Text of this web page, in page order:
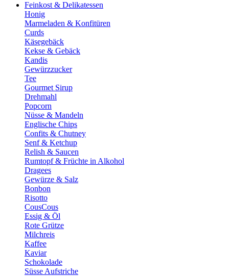
Feinkost & Delikatessen
Honig
Marmeladen & Konfitüren
Curds
Käsegebäck
Kekse & Gebäck
Kandis
Gewürzzucker
Tee
Gourmet Sirup
Drehmahl
Popcorn
Nüsse & Mandeln
Englische Chips
Confits & Chutney
Senf & Ketchup
Relish & Saucen
Rumtopf & Früchte in Alkohol
Dragees
Gewürze & Salz
Bonbon
Risotto
CousCous
Essig & Öl
Rote Grütze
Milchreis
Kaffee
Kaviar
Schokolade
Süsse Aufstriche